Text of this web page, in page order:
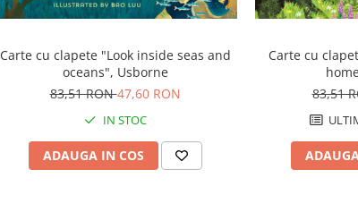
Carte cu clapete "Look inside seas and
oceans", Usborne
83,51 RON47,60 RON
IN STOC
ADAUGA IN COS
Carte cu
83,51